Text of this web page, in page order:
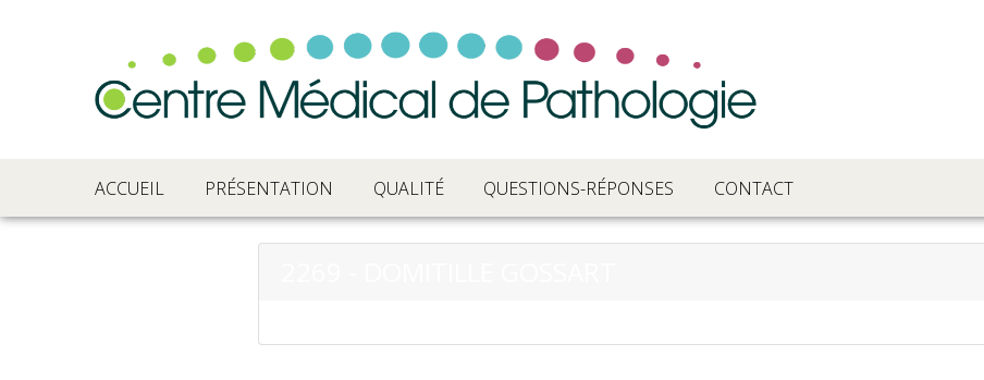
ACCUEIL PRÉSENTATION QUALITÉ QUESTIONS-RÉPONSES CONTACT